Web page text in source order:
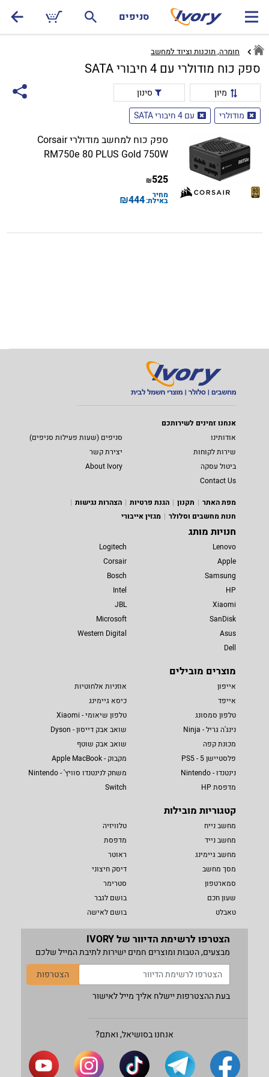
סניפים
חומרה, תוכנות וציוד למחשב
ספק כוח מודולרי עם 4 חיבורי SATA
מיון
סינון
מודולרי
עם 4 חיבורי SATA
ספק כוח למחשב מודולרי Corsair
RM750e 80 PLUS Gold 750W
525
₪
מחיר
באילת:444
₪
אנחנו זמינים לשירותכם
אודותינו
סניפים (שעות פעילות סניפים)
שירות לקוחות
יצירת קשר
ביטול עסקה
About Ivory
Contact Us
מפת האתר
תקנון הגנת פרטיות
הצהרות נגישות
חנות מחשבים וסלולר
מגזין אייבורי
חנויות מותג
Lenovo
Apple
Samsung
HP
Xiaomi
SanDisk
Asus
Dell
Logitech
Corsair
Bosch
Intel
JBL
Microsoft
Western Digital
מוצרים מובילים
אייפון
אייפד
טלפון סמסונג
נינג'ה גריל - Ninja
מכונת קפה
פלסטיישן 5 - PS5
נינטנדו - Nintendo
מדפסת HP
אוזניות אלחוטיות
כיסא גיימינג
טלפון שיאומי - Xiaomi
שואב אבק דייסון - Dyson
שואב אבק שוטף
מקבוק - Apple MacBook
משחק לנינטנדו סוויץ' - Nintendo
Switch
קטגוריות מובילות
מחשב נייח
מחשב נייד
מחשב גיימינג
מסך מחשב
סמארטפון
שעון חכם
טאבלט
טלוויזיה
מדפסת
ראוטר
דיסק חיצוני
סטרימר
בושם לגבר
בושם לאישה
הצטרפו לרשימת הדיוור של IVORY
מבצעים, הטבות ומוצרים חמים ישירות לתיבת המייל שלכם
הצטרפות
בעת ההצטרפות יישלח אליך מייל לאישור
אנחנו בסושיאל, ואתם?